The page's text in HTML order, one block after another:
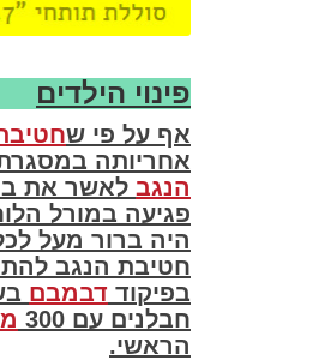
פינוי הילדים
אף על פי ש
אחריותה
הנגב לאשר את
פגיעה במורל
חטיבת הנגב
בפיקוד דבמבם
חבלנים עם 300
הראשי.